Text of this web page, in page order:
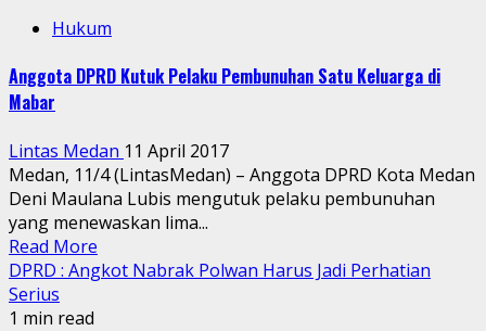
Hukum
Anggota DPRD Kutuk Pelaku Pembunuhan Satu Keluarga di
Mabar
Lintas Medan 11 April 2017
Medan, 11/4 (LintasMedan) – Anggota DPRD Kota Medan
Deni Maulana Lubis mengutuk pelaku pembunuhan
yang menewaskan lima...
Read More
DPRD : Angkot Nabrak Polwan Harus Jadi Perhatian
Serius
1 min read